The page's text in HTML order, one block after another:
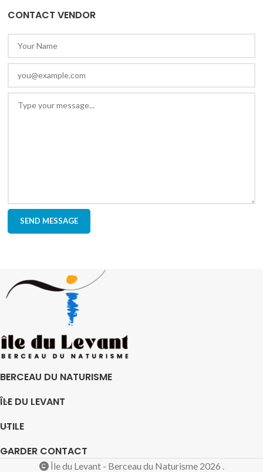
CONTACT VENDOR
BERCEAU DU NATURISME
ÎLE DU LEVANT
UTILE
GARDER CONTACT
Île du Levant - Berceau du Naturisme 2026 .